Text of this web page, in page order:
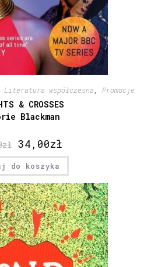
Literatura współczesna Promocje
& CROSSES
Blackman
zł 34,00zł
do koszyka